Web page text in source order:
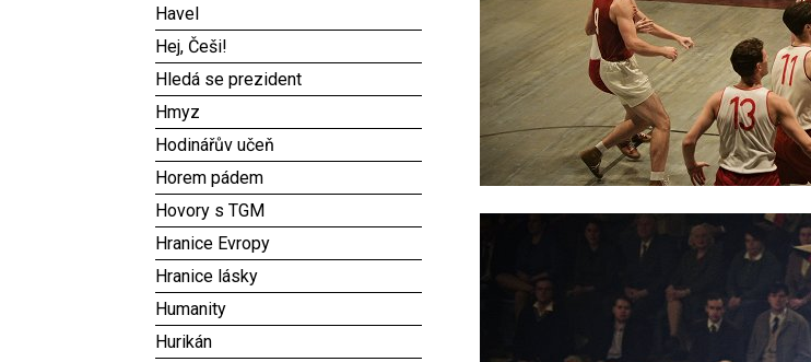
Havel
Hej, Češi!
Hledá se prezident
Hmyz
Hodinářův učeň
Horem pádem
Hovory s TGM
Hranice Evropy
Hranice lásky
Humanity
Hurikán